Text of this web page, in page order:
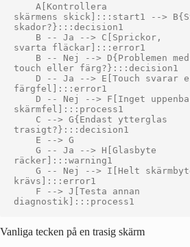
    A[Kontrollera
skärmens skick]:::start1 -->
skador?}:::decision1
    B -- Ja --> C[Sprickor,
svarta fläckar]:::error1
    B -- Nej --> D{Problemen med
touch eller färg?}:::decision1
D -- Ja --> E[Touch svarar
färgfel]:::error1
D -- Nej --> F[Inget
skärmfel]:::process1
    C --> G{Endast ytterglas
trasigt?}:::decision1
    E --> G
    G -- Ja --> H[Glasbyte
räcker]:::warning1
G -- Nej --> I[Helt
krävs]:::error1
    F --> J[Testa annan
Vanliga tecken på en trasig skärm